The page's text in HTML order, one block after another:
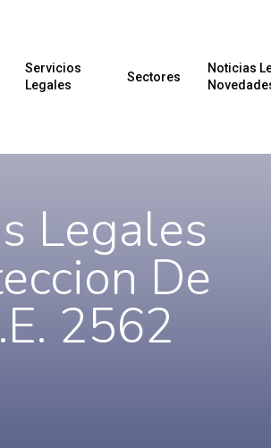
Servicios
Legales
Sectores
Noticias
Legales
De
2562